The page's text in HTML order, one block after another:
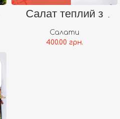
Салат теплий з
сьомгою в кунжуті
Салати
400.00 грн.